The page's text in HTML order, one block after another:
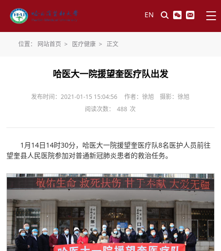
EN
位置： 网站首页 > 医疗健康 > 正文
哈医大一院援望奎医疗队出发
发布时间：2021-01-15 15:04:56
作者：徐旭 摄影：徐旭
阅读次数：
488 次
1月14日14时30分，哈医大一院援望奎医疗队8名医护人员前往
望奎县人民医院参加对普通新冠肺炎患者的救治任务。